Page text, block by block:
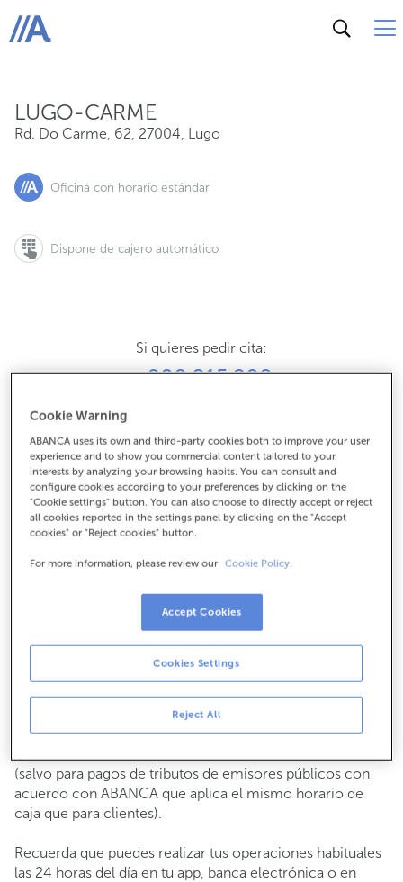
ABANCA
LUGO-CARME
Rd. Do Carme, 62, 27004, Lugo
Oficina con horario estándar
Dispone de cajero automático
Si quieres pedir cita:
900 815 200
982289010
Cómo llegar
Gestiones comerciales
8:15 a 14:00.
cita previay te atenderemos el día y hora
Operaciones con efectivo
Clientes: de lunes a viernes de 8:15 a 11:00
Si no eres cliente, el horario de caja será losmartes y
(salvo para pagos de tributos de emisores públicos con
acuerdo con ABANCA que aplica el mismo horario de
caja que para clientes).
Recuerda que puedes realizar tus operaciones habituales
las 24 horas del día en tu app, banca electrónica o en
Cookie Warning
ABANCA uses its own and third-party cookies both to improve your user
experience and to show you commercial content tailored to your
interests by analyzing your browsing habits. You can consult and
configure cookies according to your preferences by clicking on the
"Cookie settings" button. You can also choose to directly accept or reject
all cookies reported in the settings panel by clicking on the "Accept
cookies" or "Reject cookies" button.
For more information, please review our Cookie Policy.
Reject All
Cookies Settings
Accept Cookies
Rd. Do Carme, 62, 27004, Lugo